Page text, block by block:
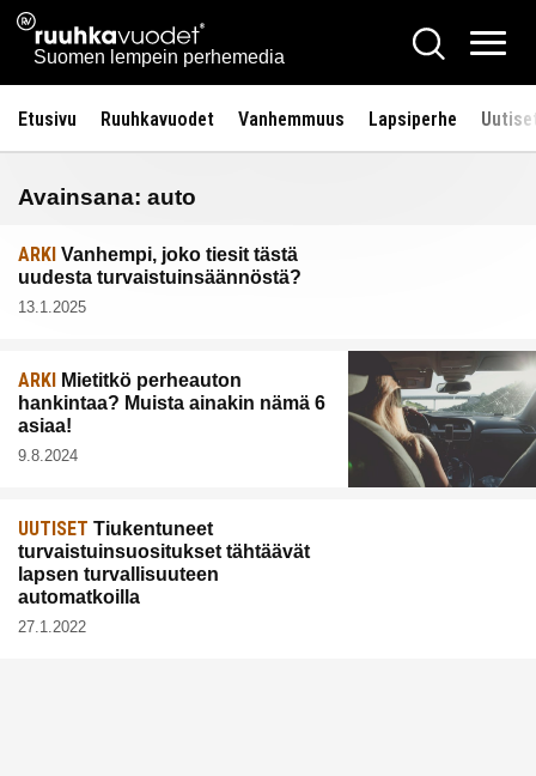
Siirry
sisältöön
Ruuhkavuodet.fi
Suomen lempein perhemedia
Hae
Etusivu Ruuhkavuodet Vanhemmuus Lapsiperhe
Avainsana: auto
ARKI Vanhempi, joko tiesit tästä
uudesta turvaistuinsäännöstä?
13.1.2025
ARKI Mietitkö perheauton
hankintaa? Muista ainakin nämä 6
asiaa!
9.8.2024
UUTISET Tiukentuneet
turvaistuinsuositukset tähtäävät
lapsen turvallisuuteen
automatkoilla
27.1.2022